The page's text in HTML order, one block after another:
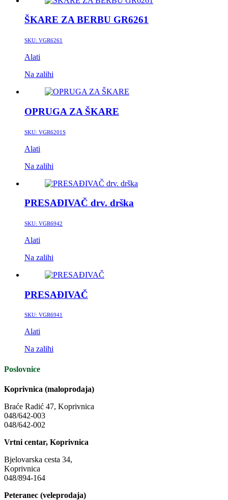
ŠKARE ZA BERBU GR6261
SKU: VGR6261
Alati
Na zalihi
OPRUGA ZA ŠKARE
SKU: VGR6201S
Alati
Na zalihi
PRESAĐIVAČ drv. drška
SKU: VGR6942
Alati
Na zalihi
PRESAĐIVAČ
SKU: VGR6941
Alati
Na zalihi
Poslovnice
Koprivnica (maloprodaja)
Braće Radić 47, Koprivnica
048/642-003
048/642-002
Vrtni centar, Koprivnica
Bjelovarska cesta 34,
Koprivnica
048/894-164
Peteranec (veleprodaja)